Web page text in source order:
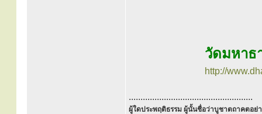
วัดมหาธ
http://
.....................................................
ผู้ใดประพฤติธรรม ผู้นั้นชื่อว่าบูชาตถาคตอย่า